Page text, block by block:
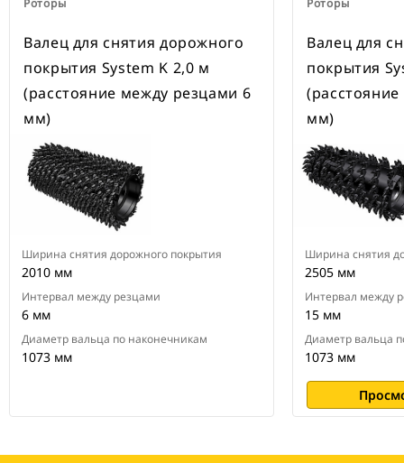
Роторы
Валец для снятия дорожного
покрытия System K 2,0 м
(расстояние между резцами 6
мм)
Ширина снятия дорожного покрытия
2010 мм
Интервал между резцами
6 мм
Диаметр вальца по наконечникам
1073 мм
Роторы
Валец для
покрытия
мм)
Ширина снятия
2505 мм
Интервал между
15 мм
Диаметр вальца
1073 мм